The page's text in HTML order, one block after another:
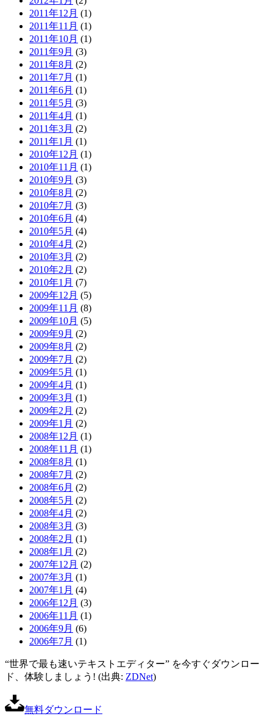
2011年12月 (1)
2011年11月 (1)
2011年10月 (1)
2011年9月 (3)
2011年8月 (2)
2011年7月 (1)
2011年6月 (1)
2011年5月 (3)
2011年4月 (1)
2011年3月 (2)
2011年1月 (1)
2010年12月 (1)
2010年11月 (1)
2010年9月 (3)
2010年8月 (2)
2010年7月 (3)
2010年6月 (4)
2010年5月 (4)
2010年4月 (2)
2010年3月 (2)
2010年2月 (2)
2010年1月 (7)
2009年12月 (5)
2009年11月 (8)
2009年10月 (5)
2009年9月 (2)
2009年8月 (2)
2009年7月 (2)
2009年5月 (1)
2009年4月 (1)
2009年3月 (1)
2009年2月 (2)
2009年1月 (2)
2008年12月 (1)
2008年11月 (1)
2008年8月 (1)
2008年7月 (2)
2008年6月 (2)
2008年5月 (2)
2008年4月 (2)
2008年3月 (3)
2008年2月 (1)
2008年1月 (2)
2007年12月 (2)
2007年3月 (1)
2007年1月 (4)
2006年12月 (3)
2006年11月 (1)
2006年9月 (6)
2006年7月 (1)
“世界で最も速いテキストエディター” を今すぐダウンロー
ド、体験しましょう! (出典: ZDNet)
無料ダウンロード